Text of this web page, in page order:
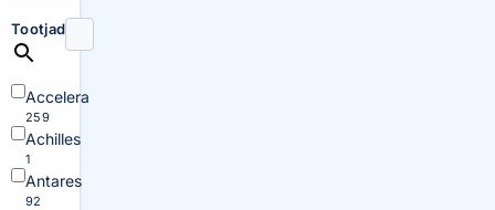
Tootjad
Accelera
259
Achilles
1
Antares
92